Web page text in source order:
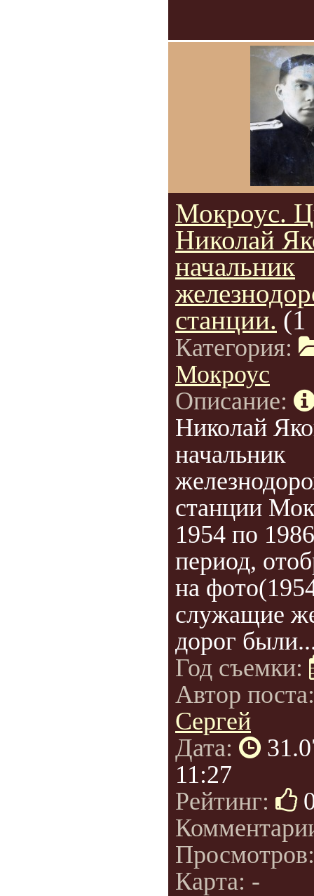
Мокроус.
Николай
начальник
станции. (1
Категория:
Мокроус
Описание:
Николай
начальник
станции
1954 по
период,
на
служащие
дорог
Год съемки:
Автор
Сергей
Дата:
11:27
Рейтинг:
Карта: -